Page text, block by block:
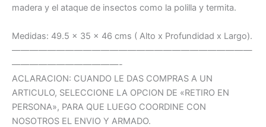
madera y el ataque de insectos como la polilla y termita.
Medidas: 49.5 x 35 x 46 cms ( Alto x Profundidad x Largo).
———————————————————————————
————————————-
ACLARACION: CUANDO LE DAS COMPRAS A UN
ARTICULO, SELECCIONE LA OPCION DE «RETIRO EN
PERSONA», PARA QUE LUEGO COORDINE CON
NOSOTROS EL ENVIO Y ARMADO.